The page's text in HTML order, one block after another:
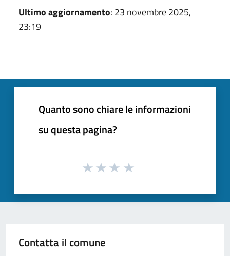
Ultimo aggiornamento: 23 novembre 2025,
23:19
Quanto sono chiare le informazioni
su questa pagina?
Contatta il comune